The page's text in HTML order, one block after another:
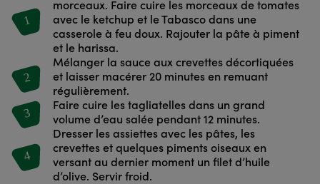
1
morceaux. Faire cuire les morceaux de tomates
avec le ketchup et le Tabasco dans une
casserole à feu doux. Rajouter la pâte à piment
et le harissa.
2
Mélanger la sauce aux crevettes décortiquées
et laisser macérer 20 minutes en remuant
régulièrement.
3
Faire cuire les tagliatelles dans un grand
volume d’eau salée pendant 12 minutes.
4
Dresser les assiettes avec les pâtes, les
crevettes et quelques piments oiseaux en
versant au dernier moment un filet d’huile
d’olive. Servir froid.